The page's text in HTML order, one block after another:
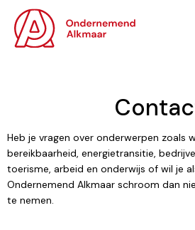
Heb je vragen over onderwerpen zoals
bereikbaarheid, energietransitie,
toerisme, arbeid en onderwijs of wil je
Ondernemend Alkmaar schroom dan
te nemen.